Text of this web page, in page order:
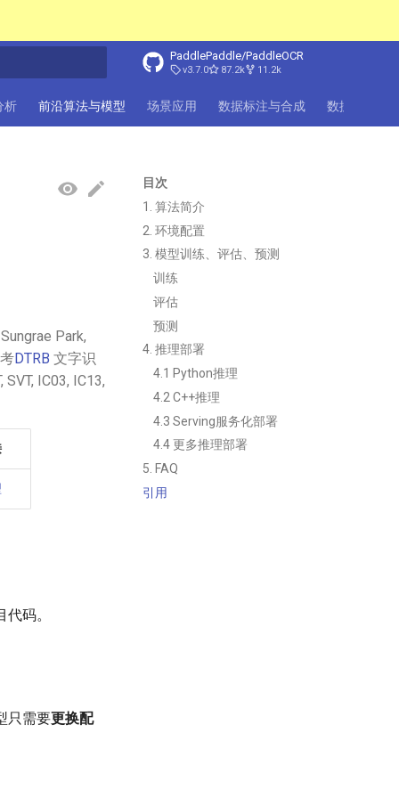
PaddlePaddle/PaddleOCR
v3.7.0 87.2k 11.2k
析 前沿算法与模型 场景应用 数据标注与合成 数据集
目次
1. 算法简介
2. 环境配置
3. 模型训练、评估、预测
训练
评估
预测
4. 推理部署
4.1 Python推理
4.2 C++推理
4.3 Serving服务化部署
4.4 更多推理部署
5. FAQ
引用
Park,
DTRB 文字识
IC03, IC13,
代码。
只需要更换配